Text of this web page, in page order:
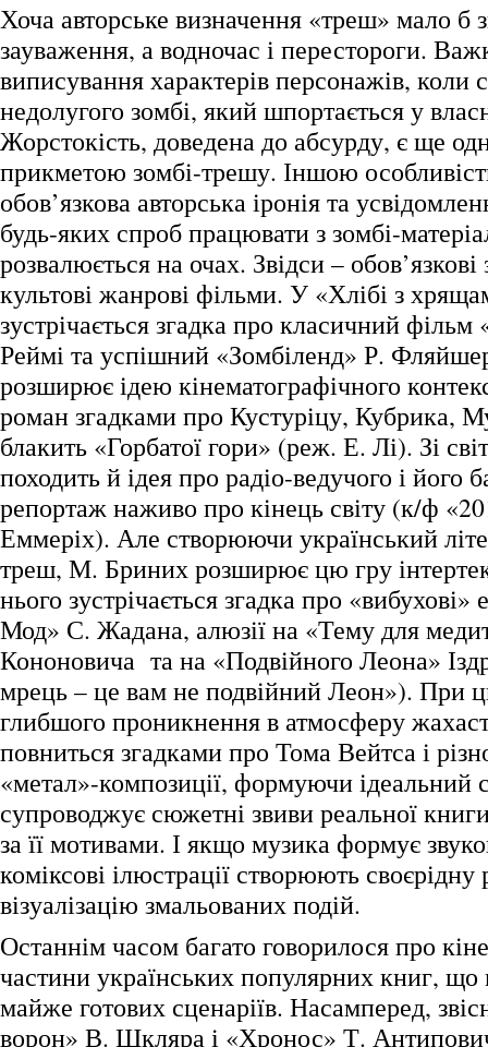
Хоча авторське визначення «треш» мало б
зауваження, а водночас і перестороги.
виписування характерів персонажів, коли
недолугого зомбі, який шпортається у
Жорстокість, доведена до абсурду, є ще
прикметою зомбі-трешу. Іншою
обов’язкова авторська іронія та
будь-яких спроб працювати з зомбі-
розвалюється на очах. Звідси –
культові жанрові фільми. У «Хлібі з
зустрічається згадка про класичний
Реймі та успішний «Зомбіленд» Р.
розширює ідею кінематографічного
роман згадками про Кустуріцу, Кубрика,
блакить «Горбатої гори» (реж. Е. Лі). Зі
походить й ідея про радіо-ведучого і його
репортаж наживо про кінець світу (к/ф
Еммеріх). Але створюючи український
треш, М. Бриних розширює цю гру
нього зустрічається згадка про
Мод» С. Жадана, алюзії на «Тему для
Кононовича та на «Подвійного Леона»
мрець – це вам не подвійний Леон»). При
глибшого проникнення в атмосферу
повниться згадками про Тома Вейтса і
«метал»-композиції, формуючи ідеальний
супроводжує сюжетні звиви реальної
за її мотивами. І якщо музика формує
коміксові ілюстрації створюють своєрідну
візуалізацію змальованих подій.
Останнім часом багато говорилося про
частини українських популярних книг,
майже готових сценаріїв. Насамперед,
ворон» В. Шкляра і «Хронос» Т.